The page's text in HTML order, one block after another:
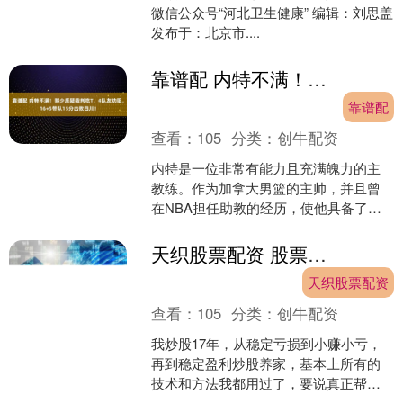
微信公众号“河北卫生健康” 编辑：刘思盖
发布于：北京市....
靠谱配 内特不满！郭少质疑裁判吃T，4队友劝阻，16+5带队15分击败四川！
靠谱配
查看： 105 分类：创牛配资
内特是一位非常有能力且充满魄力的主
教练。作为加拿大男篮的主帅，并且曾
在NBA担任助教的经历，使他具备了丰
年轻的广州男篮来说，他....天织股票配资 股票一旦出现\＂涨停天量阴\＂，毫不犹豫满仓，不是涨停就是涨个不停
天织股票配资
查看： 105 分类：创牛配资
我炒股17年，从稳定亏损到小赚小亏，
再到稳定盈利炒股养家，基本上所有的
技术和方法我都用过了，要说真正帮助